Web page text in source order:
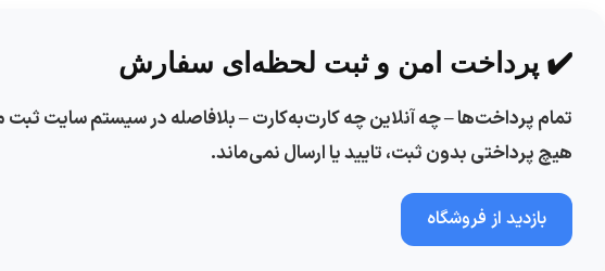
✔️ پرداخت امن و ثبت لحظه‌ای سفارش
تمام پرداخت‌ها – چه آنلاین چه کارت‌به‌کارت – بلافاصله در سیستم سایت
هیچ پرداختی بدون ثبت، تایید یا ارسال نمی‌ماند.
بازدید از فروشگاه